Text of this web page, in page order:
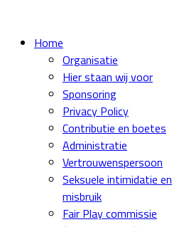
Home
Organisatie
Hier staan wij voor
Sponsoring
Privacy Policy
Contributie en boetes
Administratie
Vertrouwenspersoon
Seksuele intimidatie en
misbruik
Fair Play commissie